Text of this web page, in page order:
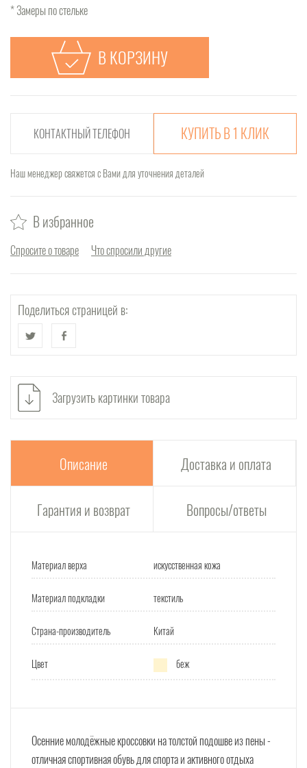
* Замеры по стельке
В КОРЗИНУ
КУПИТЬ В 1 КЛИК
Наш менеджер свяжется с Вами для уточнения деталей
В избранное
Спросите о товаре Что спросили другие
Поделиться страницей в:
Загрузить картинки товара
Описание Доставка и оплата
Гарантия и возврат Вопросы/ответы
Материал верха искусственная кожа
Материал подкладки текстиль
Страна-производитель Китай
Цвет беж
Осенние молодёжные кроссовки на толстой подошве из пены -
отличная спортивная обувь для спорта и активного отдыха